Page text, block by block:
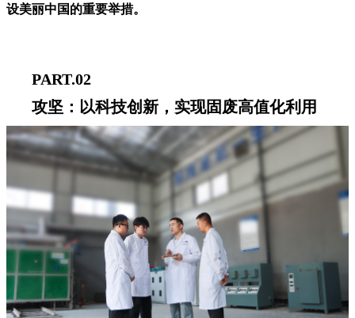
设美丽中国的重要举措。
PART.02
攻坚：以科技创新，实现固废高值化利用